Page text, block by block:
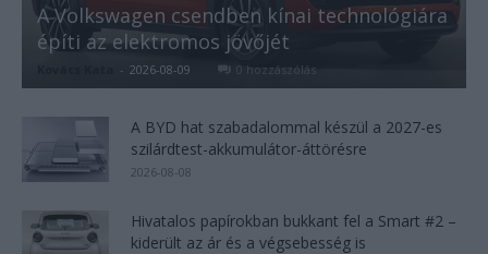
A Volkswagen csendben kínai technológiára
építi az elektromos jövőjét
- 2026-08-09 0 hozzászólás
A BYD hat szabadalommal készül a 2027-es
szilárdtest-akkumulátor-áttörésre
2026-08-08
Hivatalos papírokban bukkant fel a Smart #2 –
kiderült az ár és a végsebesség is